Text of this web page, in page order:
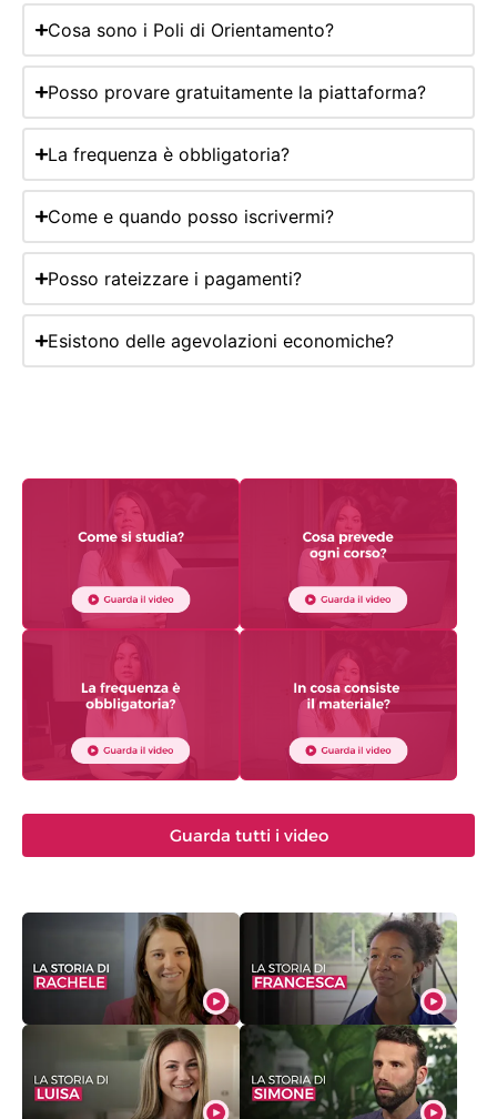
Cosa sono i Poli di Orientamento?
Posso provare gratuitamente la piattaforma?
La frequenza è obbligatoria?
Come e quando posso iscrivermi?
Posso rateizzare i pagamenti?
Esistono delle agevolazioni economiche?
Guarda tutti i video